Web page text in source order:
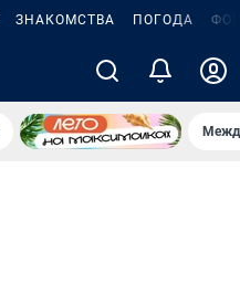
ЗНАКОМСТВА ПОГОДА